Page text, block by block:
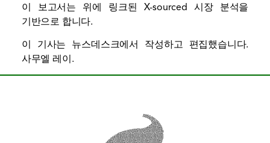
이 보고서는 위에 링크된 X-sourced 시장 분석을
기반으로 합니다.
이 기사는 뉴스데스크에서 작성하고 편집했습니다.
사무엘 레이 .